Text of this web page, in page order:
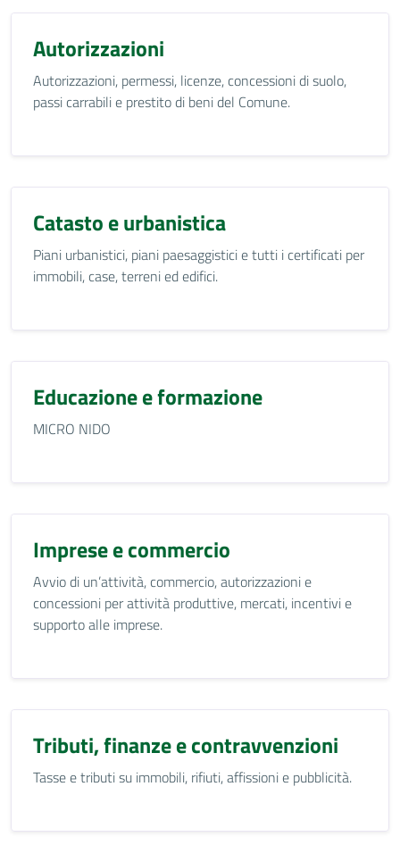
Autorizzazioni
Autorizzazioni, permessi, licenze, concessioni di suolo,
passi carrabili e prestito di beni del Comune.
Catasto e urbanistica
Piani urbanistici, piani paesaggistici e tutti i certificati per
immobili, case, terreni ed edifici.
Educazione e formazione
MICRO NIDO
Imprese e commercio
Avvio di un’attività, commercio, autorizzazioni e
concessioni per attività produttive, mercati, incentivi e
supporto alle imprese.
Tributi, finanze e contravvenzioni
Tasse e tributi su immobili, rifiuti, affissioni e pubblicità.